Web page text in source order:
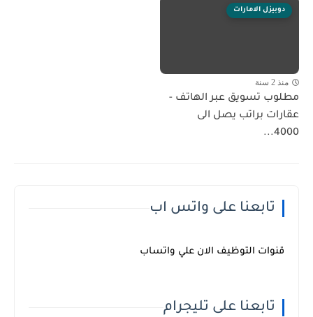
دوبيزل الامارات
منذ 2 سنة
مطلوب تسويق عبر الهاتف -
عقارات براتب يصل الى
4000...
تابعنا على واتس اب
قنوات التوظيف الان علي واتساب
تابعنا على تليجرام